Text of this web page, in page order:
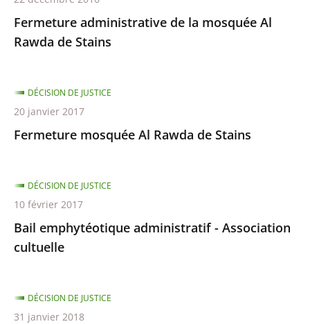
Fermeture administrative de la mosquée Al
Rawda de Stains
Fermeture mosquée Al Rawda de Stains
DÉCISION DE JUSTICE
20 janvier 2017
Bail emphytéotique administratif - Association
cultuelle
DÉCISION DE JUSTICE
10 février 2017
DÉCISION DE JUSTICE
31 janvier 2018